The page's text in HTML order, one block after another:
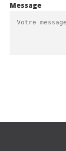
Message